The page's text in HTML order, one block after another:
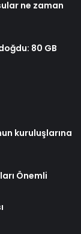
ne zaman
80 GB
kuruluşlarına
Önemli